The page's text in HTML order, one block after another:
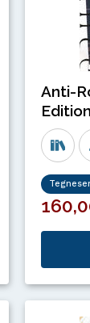
Anti-